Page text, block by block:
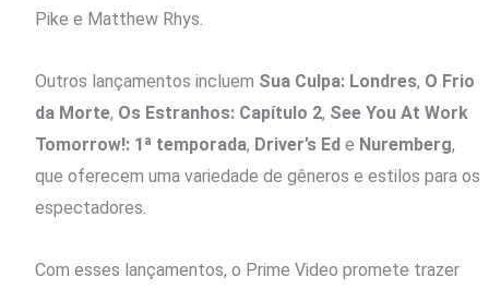
Pike e Matthew Rhys.
Outros lançamentos incluem Sua Culpa: Londres, O Frio
da Morte, Os Estranhos: Capítulo 2, See You At Work
Tomorrow!: 1ª temporada, Driver’s Ed e Nuremberg,
que oferecem uma variedade de gêneros e estilos para os
espectadores.
Com esses lançamentos, o Prime Video promete trazer